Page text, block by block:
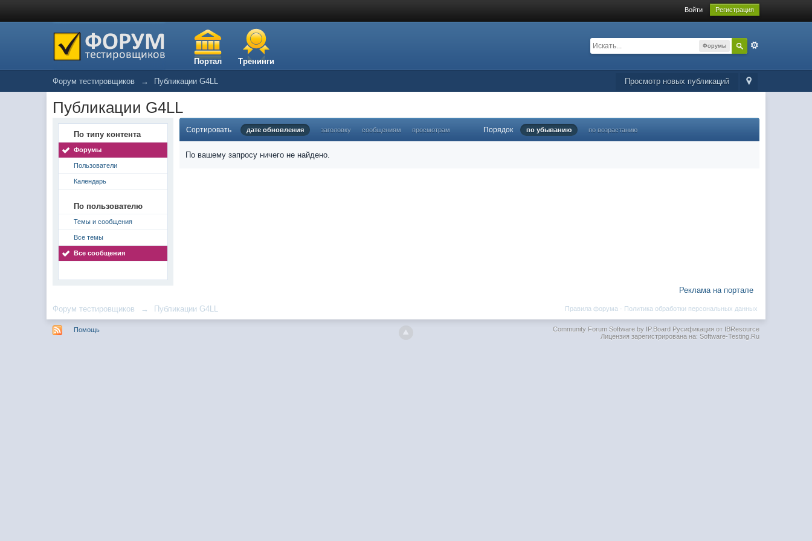
Войти Регистрация
Портал Тренинги
Форумы
Просмотр новых публикаций
Форум тестировщиков → Публикации G4LL
Публикации G4LL
По типу контента
Форумы
Пользователи
Календарь
По пользователю
Темы и сообщения
Все темы
Все сообщения
Сортировать дате обновления заголовку сообщениям просмотрам Порядок по убыванию по возрастанию
По вашему запросу ничего не найдено.
Реклама на портале
Форум тестировщиков → Публикации G4LL Политика обработки персональных данных
Правила форума ·
Помощь Community Forum Software by IP.BoardРусификация от IBResource
Лицензия зарегистрирована на: Software-Testing.Ru